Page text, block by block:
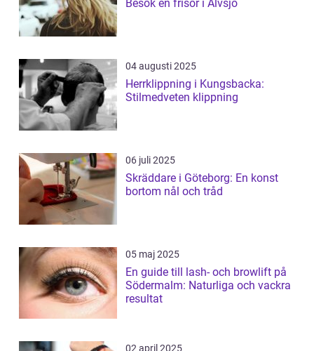
Besök en frisör i Älvsjö
04 augusti 2025
Herrklippning i Kungsbacka:
Stilmedveten klippning
06 juli 2025
Skräddare i Göteborg: En konst
bortom nål och tråd
05 maj 2025
En guide till lash- och browlift på
Södermalm: Naturliga och vackra
resultat
02 april 2025